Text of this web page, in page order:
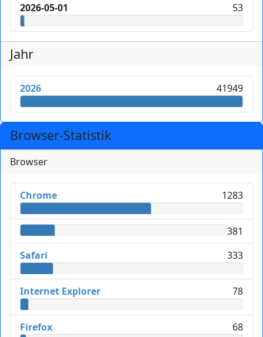
2026-05-01 53
Jahr
2026 41949
Browser-Statistik
Browser
Chrome 1283
381
Safari
333
Internet Explorer 78
Firefox 68